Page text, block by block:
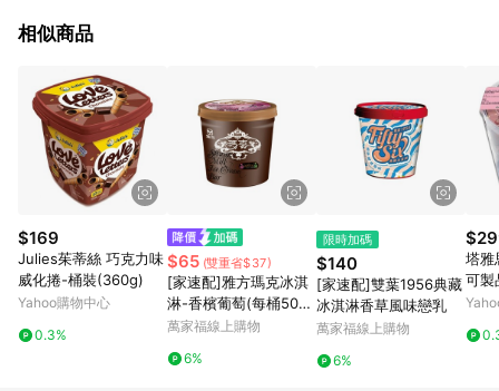
錄，相關問題請於保留時間內聯絡客服中心，並由康達盛通生活
提供簡單、快速、輕鬆的購物流程及體驗，將不定期推出精選、
話題性或期間限定商品來滿足您的喜好。
相似商品
$169
Julies茱蒂絲 巧克力味
威化捲-桶裝(360g)
Yahoo購物中心
0.3%
$65 (雙重省$37)
[家速配]雅方瑪克冰淇
淋-香檳葡萄(每桶500
g)
萬家福線上購物
6%
限時加碼
$140
[家速配]雙葉1956典藏
冰淇淋香草風味戀乳
萬家福線上購物
6%
塔雅
可